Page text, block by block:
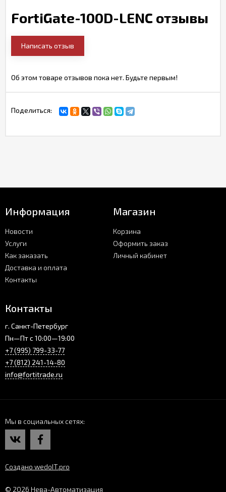
FortiGate-100D-LENC отзывы
Написать отзыв
Об этом товаре отзывов пока нет. Будьте первым!
Поделиться:
Информация
Новости
Услуги
Как заказать
Доставка и оплата
Контакты
Магазин
Корзина
Оформить заказ
Личный кабинет
Контакты
г. Санкт-Петербург
Пн—Пт с 10:00—19:00
+7 (995) 799-33-77
+7 (812) 241-14-80
info@fortitrade.ru
Мы в социальных сетях
Создано wedoIT.pro
© 2026 Нева-Автоматизация